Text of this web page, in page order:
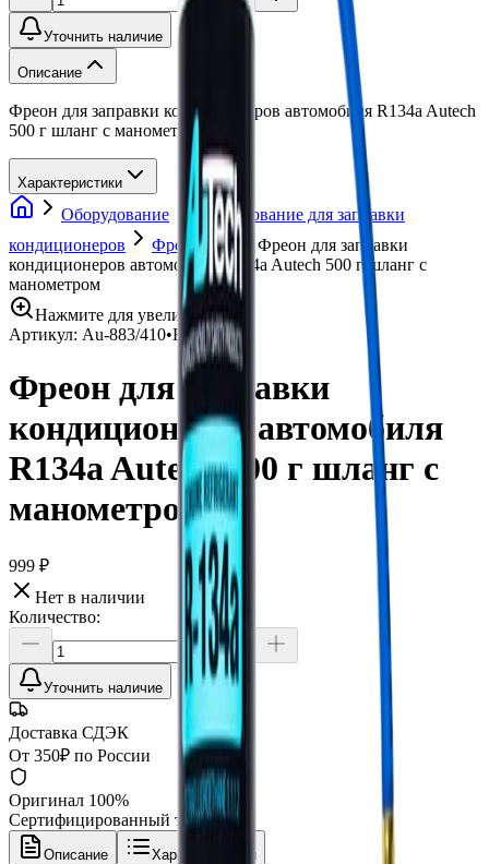
Уточнить наличие
Описание
Фреон для заправки кондиционеров автомобиля R134a Autech
500 г шланг с манометром
Характеристики
Оборудование
Оборудование для заправки
кондиционеров
Фреон 134
Фреон для заправки
кондиционеров автомобиля R134a Autech 500 г шланг с
манометром
Нажмите для увеличения
Артикул: Au-883/410•Бренд: <>
Фреон для заправки
кондиционеров автомобиля
R134a Autech 500 г шланг с
манометром
999 ₽
Нет в наличии
Количество:
Уточнить наличие
Доставка СДЭК
От 350₽ по России
Оригинал 100%
Сертифицированный товар
Описание Характеристики